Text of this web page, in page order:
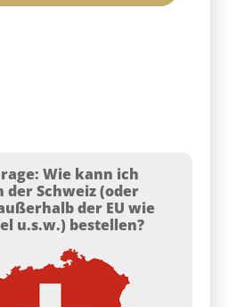
Wie kann ich
der Schweiz (oder
der EU wie
u.s.w.) bestellen?